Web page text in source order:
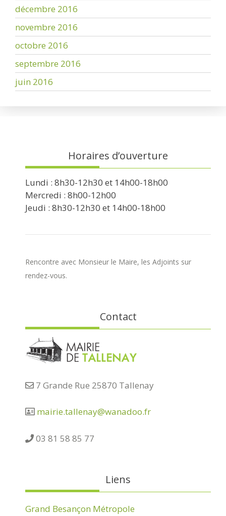
décembre 2016
novembre 2016
octobre 2016
septembre 2016
juin 2016
Horaires d’ouverture
Lundi : 8h30-12h30 et 14h00-18h00
Mercredi : 8h00-12h00
Jeudi : 8h30-12h30 et 14h00-18h00
Rencontre avec Monsieur le Maire, les Adjoints sur
rendez-vous.
Contact
7 Grande Rue 25870 Tallenay
mairie.tallenay@wanadoo.fr
03 81 58 85 77
Liens
Grand Besançon Métropole